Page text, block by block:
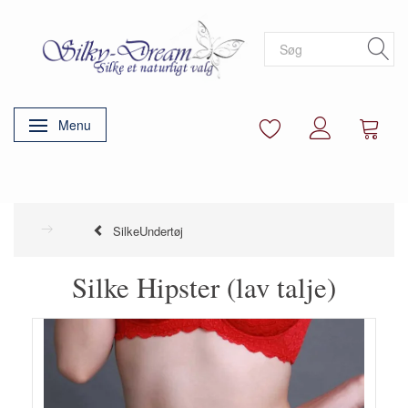
Skifte navigation
Menu
SilkeUndertøj
Silke Hipster (lav talje)